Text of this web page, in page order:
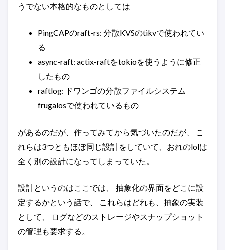
うでない本格的なものとしては
PingCAPのraft-rs: 分散KVSのtikvで使われてい
る
async-raft: actix-raftをtokioを使うように修正
したもの
raftlog: ドワンゴの分散ファイルシステム
frugalosで使われているもの
があるのだが、作ってみてから気づいたのだが、 こ
れらは3つともほぼ同じ設計をしていて、おれのlolは
全く別の設計になってしまっていた。
設計というのはここでは、 抽象化の界面をどこに設
定するかという話で、 これらはどれも、抽象の実装
として、 ログなどのストレージやスナップショット
の管理も要求する。